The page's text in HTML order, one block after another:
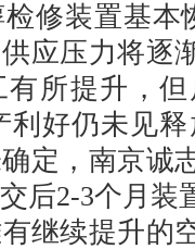
装置基本
应压力将逐
有所提升，
利好仍未见
定，南京诚
后2-3个月装
继续提升的